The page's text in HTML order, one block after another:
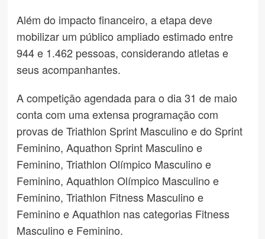
Além do impacto financeiro, a etapa deve
mobilizar um público ampliado estimado entre
944 e 1.462 pessoas, considerando atletas e
seus acompanhantes.
A competição agendada para o dia 31 de maio
conta com uma extensa programação com
provas de Triathlon Sprint Masculino e do Sprint
Feminino, Aquathon Sprint Masculino e
Feminino, Triathlon Olímpico Masculino e
Feminino, Aquathlon Olímpico Masculino e
Feminino, Triathlon Fitness Masculino e
Feminino e Aquathlon nas categorias Fitness
Masculino e Feminino.